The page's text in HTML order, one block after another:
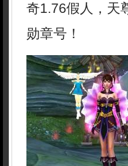
奇1.76假人，天
勋章号！